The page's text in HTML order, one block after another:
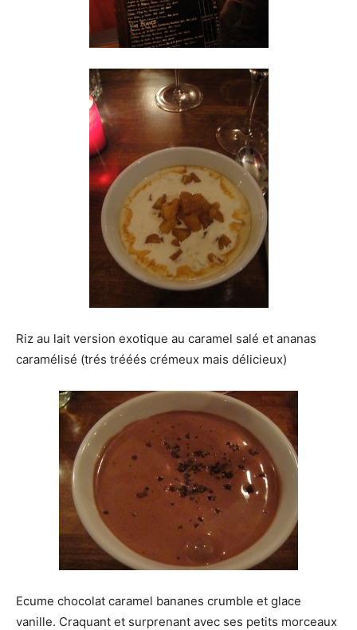
Riz au lait version exotique au caramel salé et ananas
caramélisé (trés trééés crémeux mais délicieux)
Ecume chocolat caramel bananes crumble et glace
vanille. Craquant et surprenant avec ses petits morceaux